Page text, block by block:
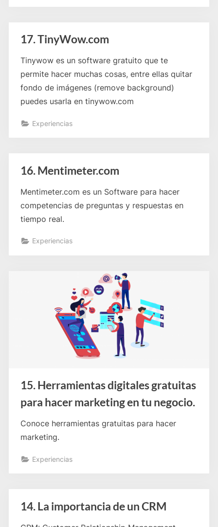
17. TinyWow.com
Tinywow es un software gratuito que te
permite hacer muchas cosas, entre ellas quitar
fondo de imágenes (remove background)
puedes usarla en tinywow.com
Experiencias
16. Mentimeter.com
Mentimeter.com es un Software para hacer
competencias de preguntas y respuestas en
tiempo real.
Experiencias
15. Herramientas digitales gratuitas
para hacer marketing en tu negocio.
Conoce herramientas gratuitas para hacer
marketing.
Experiencias
14. La importancia de un CRM